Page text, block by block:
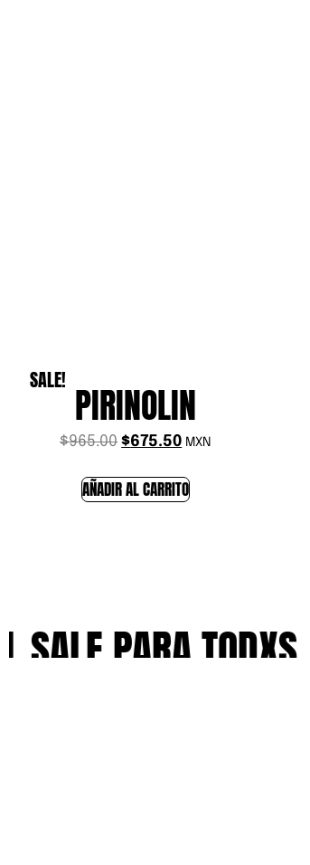
SALE!
PIRINOLIN
$965.00 $675.50 MXN
AÑADIR AL CARRITO
PARA TODXS ●